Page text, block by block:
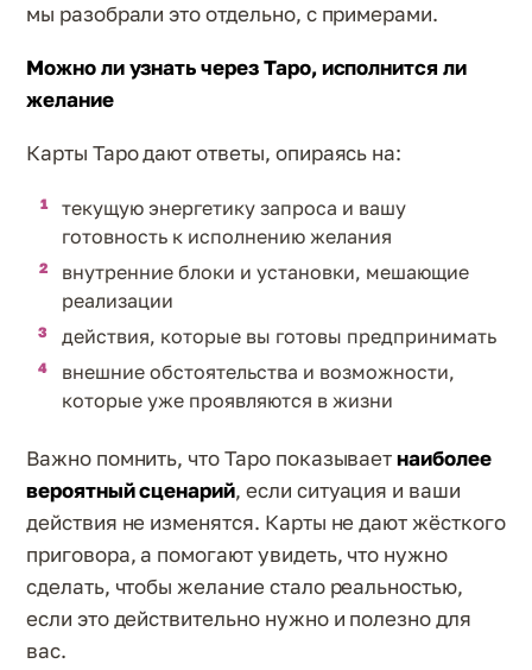
мы разобрали это отдельно, с примерами.
Можно ли узнать через Таро, исполнится ли
желание
Карты Таро дают ответы, опираясь на:
текущую энергетику запроса и вашу
готовность к исполнению желания
внутренние блоки и установки, мешающие
реализации
действия, которые вы готовы предпринимать
внешние обстоятельства и возможности,
которые уже проявляются в жизни
Важно помнить, что Таро показываетнаиболее
вероятный сценарий, если ситуация и ваши
действия не изменятся. Карты не дают жёсткого
приговора, а помогают увидеть, что нужно
сделать, чтобы желание стало реальностью,
если это действительно нужно и полезно для
вас.